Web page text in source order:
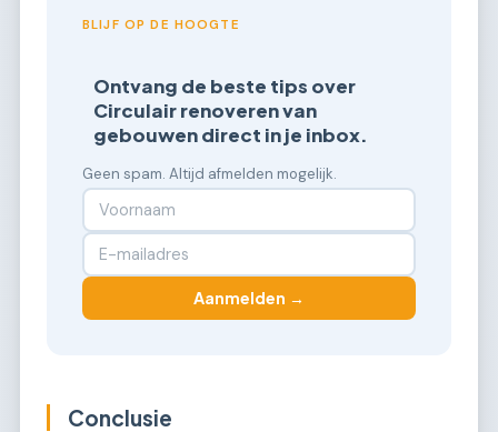
BLIJF OP DE HOOGTE
Ontvang de beste tips over
Circulair renoveren van
gebouwen direct in je inbox.
Geen spam. Altijd afmelden mogelijk.
Aanmelden →
Conclusie